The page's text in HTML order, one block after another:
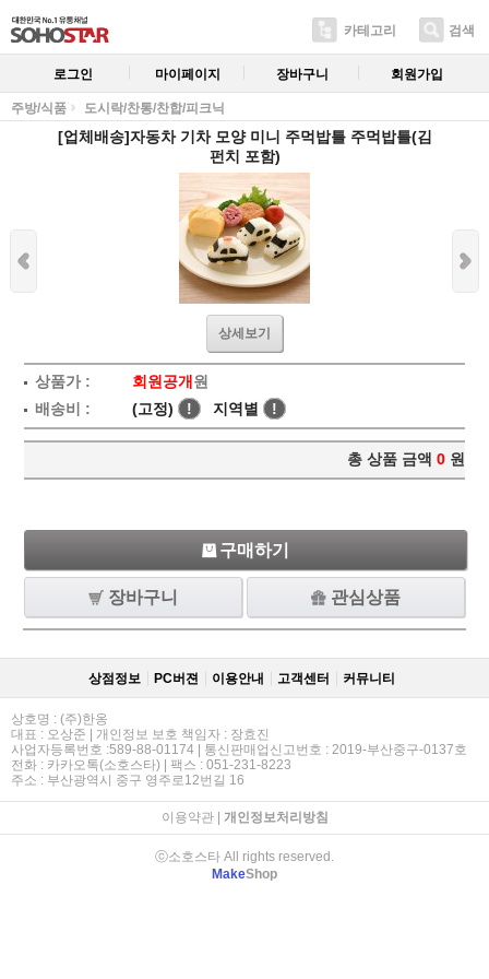
카테고리 검색
로그인 마이페이지 장바구니 회원가입
주방/식품 도시락/찬통/찬합/피크닉
[업체배송]자동차 기차 모양 미니 주먹밥틀 주먹밥틀(김
펀치 포함)
상세보기
상품가 : 회원공개 원
배송비 :
(고정) ! 지역별 !
총 상품 금액 0 원
구매하기
장바구니 관심상품
상점정보 PC버젼 이용안내 고객센터 커뮤니티
상호명 : (주)한옹
대표 : 오상준 | 개인정보 보호 책임자 : 장효진
사업자등록번호 :589-88-01174 | 통신판매업신고번호 : 2019-부산중구-0137호
전화 : 카카오톡(소호스타) | 팩스 : 051-231-8223
주소 : 부산광역시 중구 영주로12번길 16
이용약관| 개인정보처리방침
ⓒ소호스타 All rights reserved.
MakeShop